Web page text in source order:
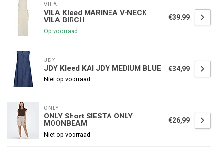
VILA
VILA Kleed MARINEA V-NECK
VILA BIRCH
Op voorraad
€39,99
JDY
JDY Kleed KAI JDY MEDIUM BLUE
Niet op voorraad
€34,99
ONLY
ONLY Short SIESTA ONLY
MOONBEAM
Niet op voorraad
€26,99